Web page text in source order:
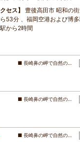
セス
豊後高田市 昭和の
53分 、福岡空港および博
から2時間
■ 長崎鼻の岬で自然の…
■ 長崎鼻の岬で自然の…
■ 長崎鼻の岬で自然の…